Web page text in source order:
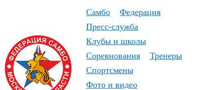
Самбо
Федерация
Пресс-служба
Клубы и школы
Соревнования
Тренеры
Спортсмены
Фото и видео